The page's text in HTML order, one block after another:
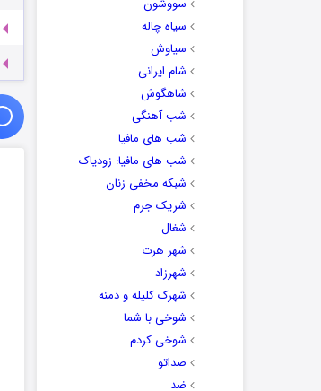
سووشون
سیاه چاله
سیاوش
شام ایرانی
شاهگوش
شب آهنگی
شب های مافیا
شب های مافیا: زودیاک
شبکه مخفی زنان
شریک جرم
شغال
شهر هرت
شهرزاد
شهرک کلیله و دمنه
شوخی با شما
شوخی کردم
صداتو
ضد